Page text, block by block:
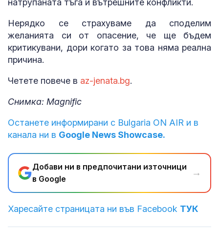
натрупаната тъга и вътрешните конфликти.
Нерядко се страхуваме да споделим
желанията си от опасение, че ще бъдем
критикувани, дори когато за това няма реална
причина.
Четете повече в az-jenata.bg.
Снимка: Magnific
Останете информирани с Bulgaria ON AIR и в
канала ни в Google News Showcase.
Добави ни в предпочитани източници
в Google
→
Харесайте страницата ни във Facebook ТУК